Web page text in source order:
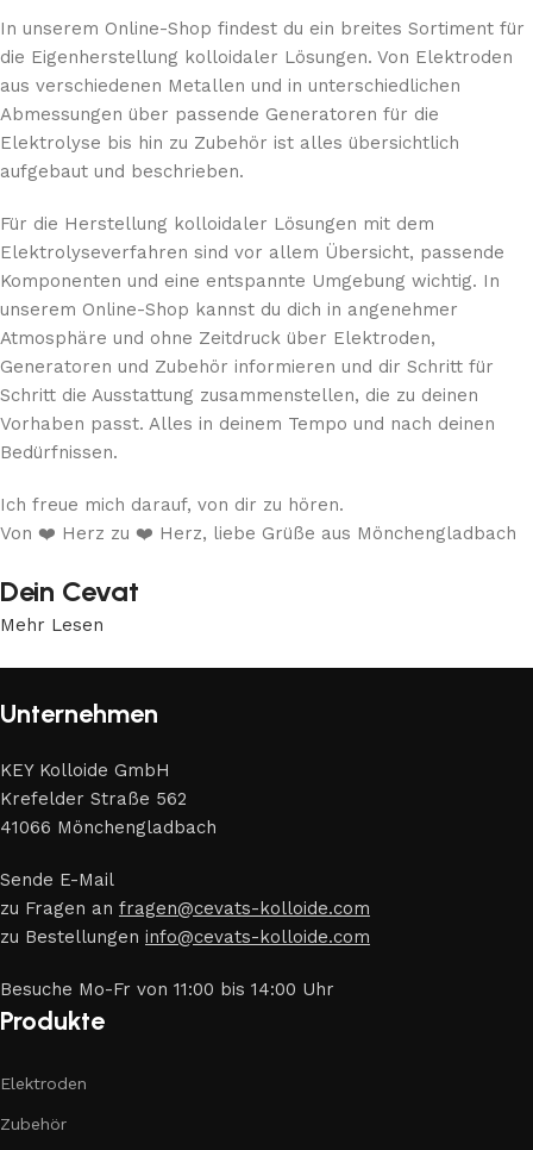
In unserem Online-Shop findest du ein breites Sortiment für
die Eigenherstellung kolloidaler Lösungen. Von Elektroden
aus verschiedenen Metallen und in unterschiedlichen
Abmessungen über passende Generatoren für die
Elektrolyse bis hin zu Zubehör ist alles übersichtlich
aufgebaut und beschrieben.
Für die Herstellung kolloidaler Lösungen mit dem
Elektrolyseverfahren sind vor allem Übersicht, passende
Komponenten und eine entspannte Umgebung wichtig. In
unserem Online-Shop kannst du dich in angenehmer
Atmosphäre und ohne Zeitdruck über Elektroden,
Generatoren und Zubehör informieren und dir Schritt für
Schritt die Ausstattung zusammenstellen, die zu deinen
Vorhaben passt. Alles in deinem Tempo und nach deinen
Bedürfnissen.
Ich freue mich darauf, von dir zu hören.
Von ❤️ Herz zu ❤️ Herz, liebe Grüße aus Mönchengladbach
Dein Cevat
Mehr Lesen
Unternehmen
KEY Kolloide GmbH
Krefelder Straße 562
41066 Mönchengladbach
Sende E-Mail
zu Fragen an fragen@cevats-kolloide.com
zu Bestellungen info@cevats-kolloide.com
Besuche Mo-Fr von 11:00 bis 14:00 Uhr
Produkte
Elektroden
Zubehör